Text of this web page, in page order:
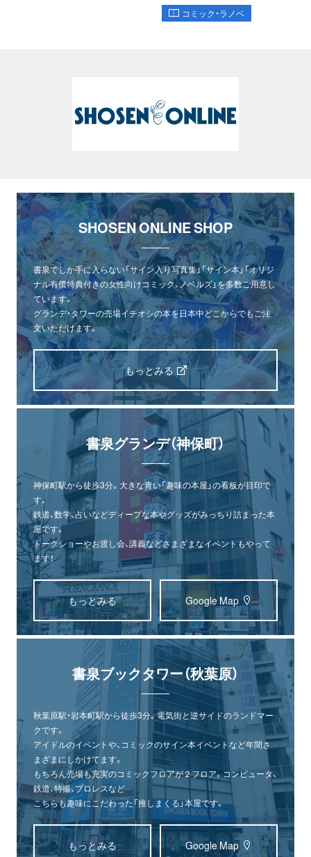
コミック・ラノベ
SHOSEN ONLINE SHOP
書泉でしか手に入らない「サイン入り写真集」「サイン本」「オリジ
ナル有償特典付きの女性向けコミック、ノベルズ」を多数ご用意し
ています。
グランデ・タワーの売場イチオシの本を日本中どこからでもご注
文いただけます。
もっとみる
書泉グランデ（神保町）
神保町駅から徒歩3分。大きな青い「趣味の本屋」の看板が目印で
す。
鉄道、数学、占いなどディープな本やグッズがみっちり詰まった本
屋です。
トークショーやお渡し会、講義などさまざまなイベントもやって
ます！
もっとみる Google Map
書泉ブックタワー（秋葉原）
秋葉原駅・岩本町駅から徒歩3分。電気街と逆サイドのランドマー
クです。
アイドルのイベントや、コミックのサイン本イベントなど年間さ
まざまにしかけてます。
もちろん売場も充実のコミックフロアが２フロア。コンピュータ、
鉄道、特撮、プロレスなど
こちらも趣味にこだわった「推しまくる」本屋です。
もっとみる Google Map